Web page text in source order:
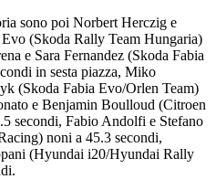
sono poi Norbert Herczig e
(Skoda Rally Team Hungaria)
e Sara Fernandez (Skoda Fabia
in sesta piazza, Miko
(Skoda Fabia Evo/Orlen Team)
e Benjamin Boulloud (Citroen
secondi, Fabio Andolfi e Stefano
noni a 45.3 secondi,
(Hyundai i20/Hyundai Rally